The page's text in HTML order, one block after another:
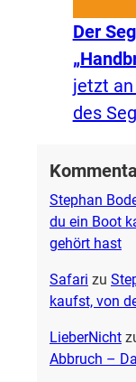
Der
jetzt
des
Stephan
du ein Boot
gehört hast
Safari zu
kaufst, von
LieberNicht
Abbruch –